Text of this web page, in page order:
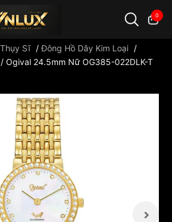
0
Sĩ /Đông Hồ Dây Kim Loại /
/ Ogival 24.5mm Nữ OG385-022DLK-T